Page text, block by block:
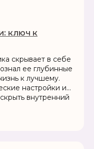
ключ к
ее глубинные
к лучшему.
настройки и
внутренний